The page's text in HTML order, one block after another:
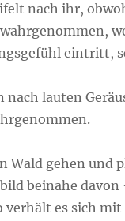
nach ihr,
eintritt,
nach lauten
Wald gehen und
beinahe davon
verhält es sich